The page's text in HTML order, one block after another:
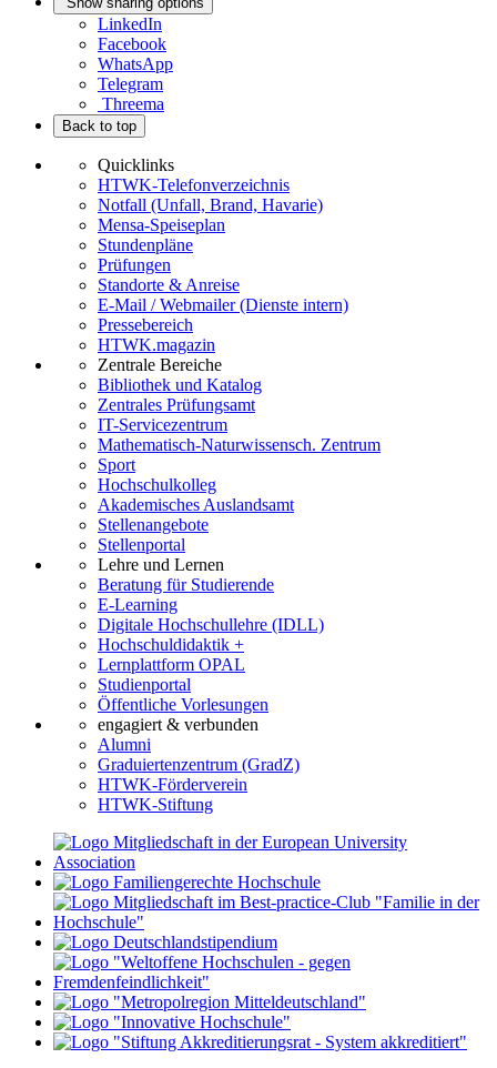
LinkedIn
Facebook
WhatsApp
Telegram
Threema
Back to top
Quicklinks
HTWK-Telefonverzeichnis
Notfall (Unfall, Brand, Havarie)
Mensa-Speiseplan
Stundenpläne
Prüfungen
Standorte & Anreise
E-Mail / Webmailer (Dienste intern)
Pressebereich
HTWK.magazin
Zentrale Bereiche
Bibliothek und Katalog
Zentrales Prüfungsamt
IT-Servicezentrum
Mathematisch-Naturwissensch. Zentrum
Sport
Hochschulkolleg
Akademisches Auslandsamt
Stellenangebote
Stellenportal
Lehre und Lernen
Beratung für Studierende
E-Learning
Digitale Hochschullehre (IDLL)
Hochschuldidaktik +
Lernplattform OPAL
Studienportal
Öffentliche Vorlesungen
engagiert & verbunden
Alumni
Graduiertenzentrum (GradZ)
HTWK-Förderverein
HTWK-Stiftung